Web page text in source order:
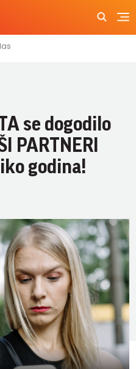
se dogodilo
PARTNERI
godina!